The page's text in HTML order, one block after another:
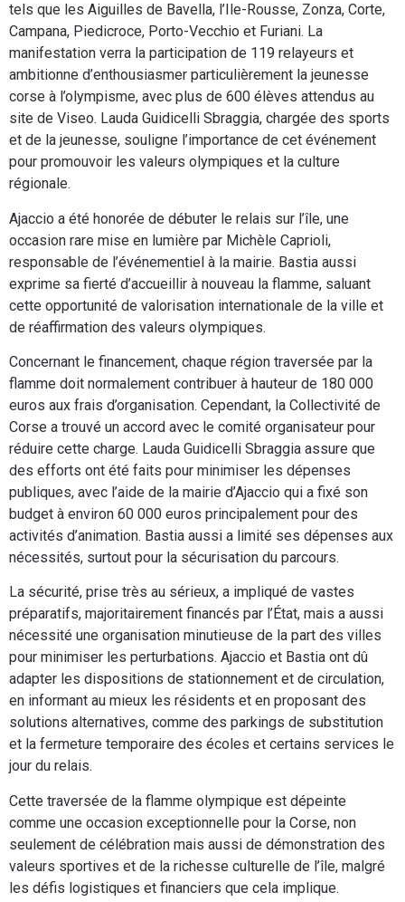
tels que les Aiguilles de Bavella, l’Ile-Rousse, Zonza, Corte,
Campana, Piedicroce, Porto-Vecchio et Furiani. La
manifestation verra la participation de 119 relayeurs et
ambitionne d’enthousiasmer particulièrement la jeunesse
corse à l’olympisme, avec plus de 600 élèves attendus au
site de Viseo. Lauda Guidicelli Sbraggia, chargée des sports
et de la jeunesse, souligne l’importance de cet événement
pour promouvoir les valeurs olympiques et la culture
régionale.
Ajaccio a été honorée de débuter le relais sur l’île, une
occasion rare mise en lumière par Michèle Caprioli,
responsable de l’événementiel à la mairie. Bastia aussi
exprime sa fierté d’accueillir à nouveau la flamme, saluant
cette opportunité de valorisation internationale de la ville et
de réaffirmation des valeurs olympiques.
Concernant le financement, chaque région traversée par la
flamme doit normalement contribuer à hauteur de 180 000
euros aux frais d’organisation. Cependant, la Collectivité de
Corse a trouvé un accord avec le comité organisateur pour
réduire cette charge. Lauda Guidicelli Sbraggia assure que
des efforts ont été faits pour minimiser les dépenses
publiques, avec l’aide de la mairie d’Ajaccio qui a fixé son
budget à environ 60 000 euros principalement pour des
activités d’animation. Bastia aussi a limité ses dépenses aux
nécessités, surtout pour la sécurisation du parcours.
La sécurité, prise très au sérieux, a impliqué de vastes
préparatifs, majoritairement financés par l’État, mais a aussi
nécessité une organisation minutieuse de la part des villes
pour minimiser les perturbations. Ajaccio et Bastia ont dû
adapter les dispositions de stationnement et de circulation,
en informant au mieux les résidents et en proposant des
solutions alternatives, comme des parkings de substitution
et la fermeture temporaire des écoles et certains services le
jour du relais.
Cette traversée de la flamme olympique est dépeinte
comme une occasion exceptionnelle pour la Corse, non
seulement de célébration mais aussi de démonstration des
valeurs sportives et de la richesse culturelle de l’île, malgré
les défis logistiques et financiers que cela implique.